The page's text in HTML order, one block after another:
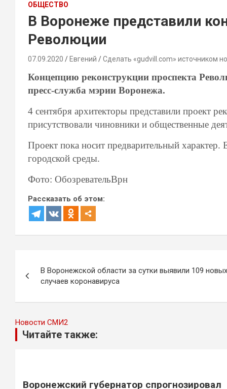
ОБЩЕСТВО
В Воронеже представили
Революции
07.09.2020 Евгений Сделать «gudvill.com» источником
Концепцию реконструкции проспекта
пресс-служба мэрии Воронежа.
4 сентября архитекторы представили проект
присутствовали чиновники и общественные
Проект пока носит предварительный характер.
городской среды.
Фото: ОбозревательВрн
Рассказать об этом:
по
записям
В Воронежской области за сутки выявили 109 новых
случаев коронавируса
Новости СМИ2
Читайте также:
Воронежский губернатор спрогнозировал